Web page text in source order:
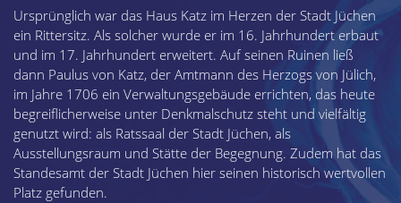
Ursprünglich war das Haus Katz im Herzen der Stadt Jüchen
ein Rittersitz. Als solcher wurde er im 16. Jahrhundert erbaut
und im 17. Jahrhundert erweitert. Auf seinen Ruinen ließ
dann Paulus von Katz, der Amtmann des Herzogs von Jülich,
im Jahre 1706 ein Verwaltungsgebäude errichten, das heute
begreiflicherweise unter Denkmalschutz steht und vielfältig
genutzt wird: als Ratssaal der Stadt Jüchen, als
Ausstellungsraum und Stätte der Begegnung. Zudem hat das
Standesamt der Stadt Jüchen hier seinen historisch wertvollen
Platz gefunden.